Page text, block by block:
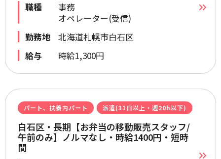
職種
事務
オペレーター(受信)
勤務地
北海道札幌市白石区
給与
時給1,300円
パート、扶養内パート 派遣(31日以上・週20h以下)
白石区・長期【お弁当の移動販売スタッフ/
午前のみ】ノルマなし・時給1400円・短時
間